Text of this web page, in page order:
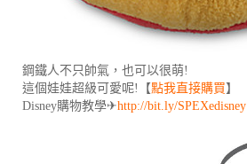
鋼鐵人不只帥氣，也可以很萌!
這個娃娃超級可愛呢!【點我直接購買】
Disney購物教學✈http://bit.ly/SPEXedisney